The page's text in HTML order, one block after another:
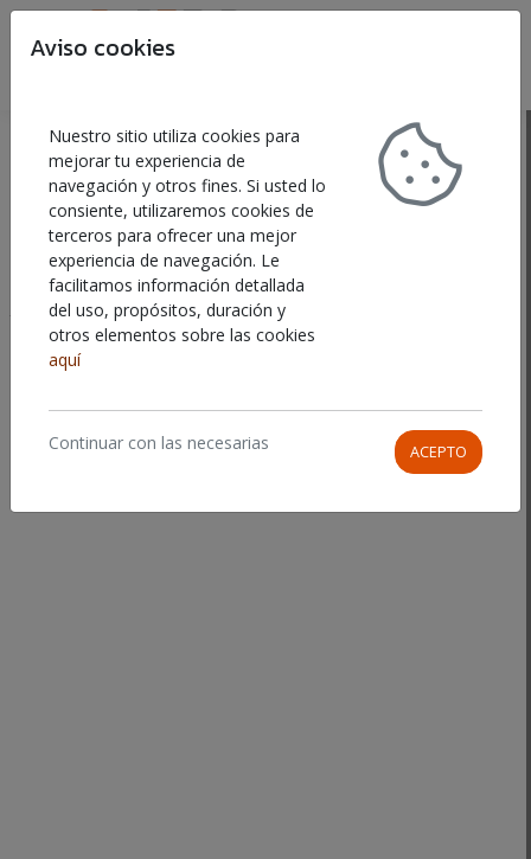
PREGUNTAS FRECUENTES
Índice
Aviso cookies
Nuestro sitio utiliza cookies para
mejorar tu experiencia de
navegación y otros fines. Si usted lo
consiente, utilizaremos cookies de
terceros para ofrecer una mejor
experiencia de navegación. Le
facilitamos información detallada
del uso, propósitos, duración y
otros elementos sobre las cookies
aquí
Continuar con las necesarias ACEPTO